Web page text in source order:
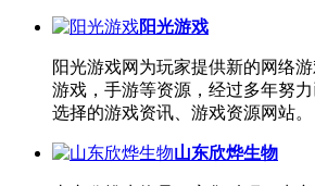
阳光游戏
阳光游戏网为玩家提供新的网络
游戏，手游等资源，经过多年努
选择的游戏资讯、游戏资源网站。
山东欣烨生物